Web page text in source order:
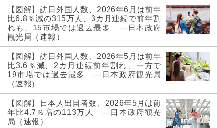
【図解】訪日外国人数、2026年6月は前年
比6.8％減の315万人、3カ月連続で前年割
れも、15市場では過去最多 ―日本政府
観光局（速報）
【図解】訪日外国人数、2026年5月は前年
比3.6％減、2カ月連続前年割れ、一方で
19市場では過去最多 ―日本政府観光局
（速報）
【図解】日本人出国者数、2026年5月は前
年比4.7％増の113万人 ―日本政府観光
局（速報）